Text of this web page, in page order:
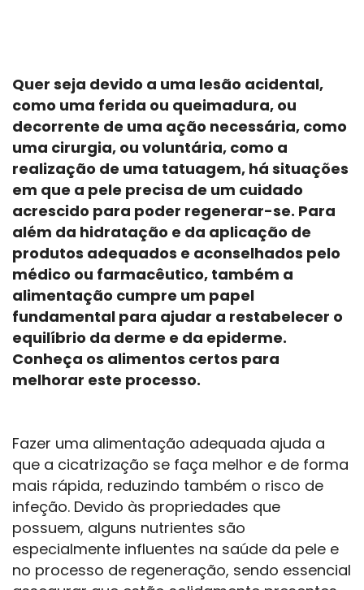
Quer seja devido a uma lesão acidental,
como uma ferida ou queimadura, ou
decorrente de uma ação necessária, como
uma cirurgia, ou voluntária, como a
realização de uma tatuagem, há situações
em que a pele precisa de um cuidado
acrescido para poder regenerar-se. Para
além da hidratação e da aplicação de
produtos adequados e aconselhados pelo
médico ou farmacêutico, também a
alimentação cumpre um papel
fundamental para ajudar a restabelecer o
equilíbrio da derme e da epiderme.
Conheça os alimentos certos para
melhorar este processo.
Fazer uma alimentação adequada ajuda a
que a cicatrização se faça melhor e de forma
mais rápida, reduzindo também o risco de
infeção. Devido às propriedades que
possuem, alguns nutrientes são
especialmente influentes na saúde da pele e
no processo de regeneração, sendo essencial